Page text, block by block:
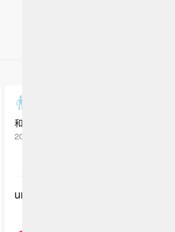
和赵蕊蕊长得挺像，要是赵蕊蕊结婚了
2026-06-05
undefined